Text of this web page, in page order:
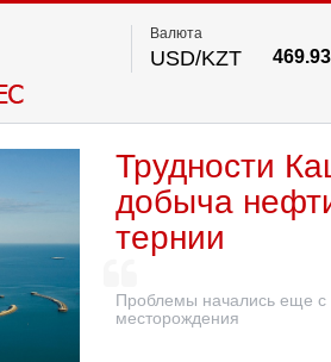
Валюта
USD/KZT 469.93
Трудности
добыча
тернии
Проблемы начались еще с
месторождения